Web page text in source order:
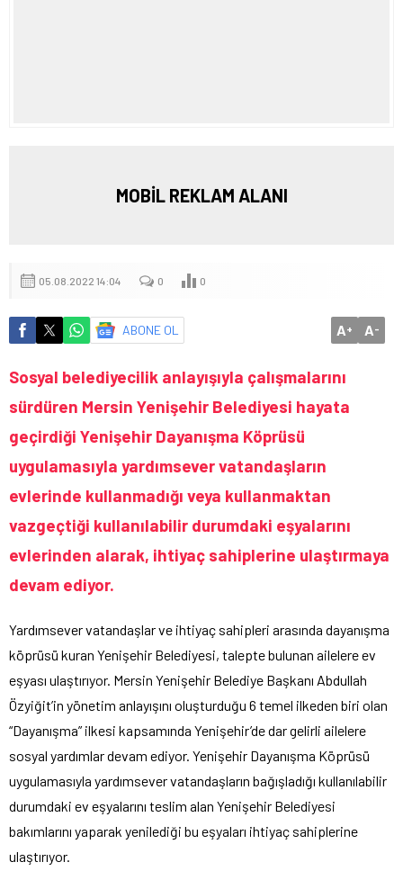
MOBİL REKLAM ALANI
05.08.2022 14:04 0 0
ABONE OL A+ A-
Sosyal belediyecilik anlayışıyla çalışmalarını
sürdüren Mersin Yenişehir Belediyesi hayata
geçirdiği Yenişehir Dayanışma Köprüsü
uygulamasıyla yardımsever vatandaşların
evlerinde kullanmadığı veya kullanmaktan
vazgeçtiği kullanılabilir durumdaki eşyalarını
evlerinden alarak, ihtiyaç sahiplerine ulaştırmaya
devam ediyor.
Yardımsever vatandaşlar ve ihtiyaç sahipleri arasında dayanışma
köprüsü kuran Yenişehir Belediyesi, talepte bulunan ailelere ev
eşyası ulaştırıyor. Mersin Yenişehir Belediye Başkanı Abdullah
Özyiğit’in yönetim anlayışını oluşturduğu 6 temel ilkeden biri olan
“Dayanışma” ilkesi kapsamında Yenişehir’de dar gelirli ailelere
sosyal yardımlar devam ediyor. Yenişehir Dayanışma Köprüsü
uygulamasıyla yardımsever vatandaşların bağışladığı kullanılabilir
durumdaki ev eşyalarını teslim alan Yenişehir Belediyesi
bakımlarını yaparak yenilediği bu eşyaları ihtiyaç sahiplerine
ulaştırıyor.